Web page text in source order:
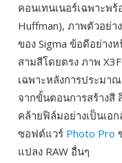
คอนเทนเนอร์เฉพาะพ
Huffman), ภาพตัวอย่า
ของ Sigma ข้อดีอย่าง
สามสีโดยตรง ภาพ
เฉพาะหลังการประมา
จากขั้นตอนการสร้างสี
คล้ายฟิล์มอย่างเป็นเอ
ซอฟต์แวร์ Photo Pro
แปลง RAW อื่นๆ